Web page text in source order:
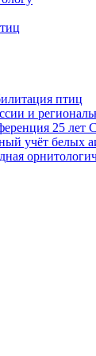
птиц
и
25 лет
учёт белых